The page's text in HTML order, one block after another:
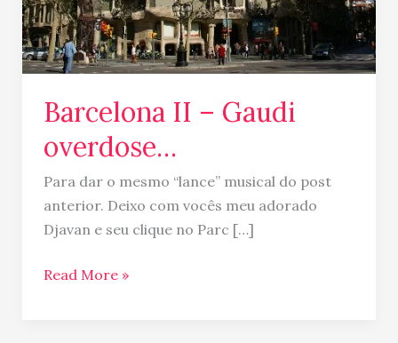
Barcelona II – Gaudi
overdose…
Para dar o mesmo “lance” musical do post
anterior. Deixo com vocês meu adorado
Djavan e seu clique no Parc […]
Read More »